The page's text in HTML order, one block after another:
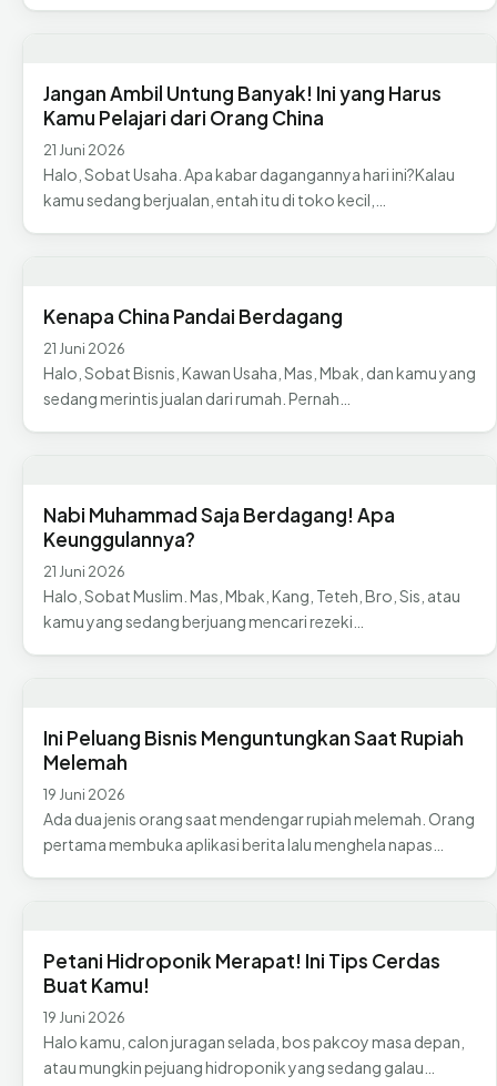
Jangan Ambil Untung Banyak! Ini yang Harus
Kamu Pelajari dari Orang China
21 Juni 2026
Halo, Sobat Usaha. Apa kabar dagangannya hari ini?Kalau
kamu sedang berjualan, entah itu di toko kecil,…
Kenapa China Pandai Berdagang
21 Juni 2026
Halo, Sobat Bisnis, Kawan Usaha, Mas, Mbak, dan kamu yang
sedang merintis jualan dari rumah. Pernah…
Nabi Muhammad Saja Berdagang! Apa
Keunggulannya?
21 Juni 2026
Halo, Sobat Muslim. Mas, Mbak, Kang, Teteh, Bro, Sis, atau
kamu yang sedang berjuang mencari rezeki…
Ini Peluang Bisnis Menguntungkan Saat Rupiah
Melemah
19 Juni 2026
Ada dua jenis orang saat mendengar rupiah melemah. Orang
pertama membuka aplikasi berita lalu menghela napas…
Petani Hidroponik Merapat! Ini Tips Cerdas
Buat Kamu!
19 Juni 2026
Halo kamu, calon juragan selada, bos pakcoy masa depan,
atau mungkin pejuang hidroponik yang sedang galau…